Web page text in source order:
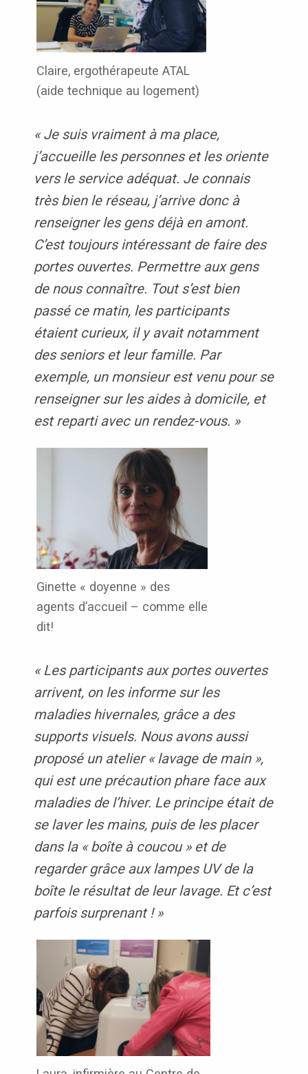
Claire, ergothérapeute ATAL
(aide technique au logement)
« Je suis vraiment à ma place,
j’accueille les personnes et les oriente
vers le service adéquat. Je connais
très bien le réseau, j’arrive donc à
renseigner les gens déjà en amont.
C’est toujours intéressant de faire des
portes ouvertes. Permettre aux gens
de nous connaître. Tout s’est bien
passé ce matin, les participants
étaient curieux, il y avait notamment
des seniors et leur famille. Par
exemple, un monsieur est venu pour se
renseigner sur les aides à domicile, et
est reparti avec un rendez-vous. »
Ginette « doyenne » des
agents d’accueil – comme elle
dit!
« Les participants aux portes ouvertes
arrivent, on les informe sur les
maladies hivernales, grâce a des
supports visuels. Nous avons aussi
proposé un atelier « lavage de main »,
qui est une précaution phare face aux
maladies de l’hiver. Le principe était de
se laver les mains, puis de les placer
dans la « boîte à coucou » et de
regarder grâce aux lampes UV de la
boîte le résultat de leur lavage. Et c’est
parfois surprenant ! »